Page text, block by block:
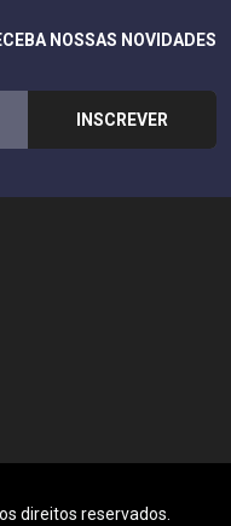
NOSSAS NOVIDADES
direitos reservados.